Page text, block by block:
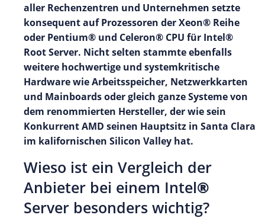
aller Rechenzentren und Unternehmen setzte
konsequent auf Prozessoren der Xeon® Reihe
oder Pentium® und Celeron® CPU für Intel®
Root Server. Nicht selten stammte ebenfalls
weitere hochwertige und systemkritische
Hardware wie Arbeitsspeicher, Netzwerkkarten
und Mainboards oder gleich ganze Systeme von
dem renommierten Hersteller, der wie sein
Konkurrent AMD seinen Hauptsitz in Santa Clara
im kalifornischen Silicon Valley hat.
Wieso ist ein Vergleich der
Anbieter bei einem Intel®
Server besonders wichtig?